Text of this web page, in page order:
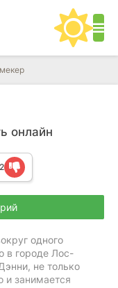
онлайн
2
одного
в городе Лос-
не только
и занимается